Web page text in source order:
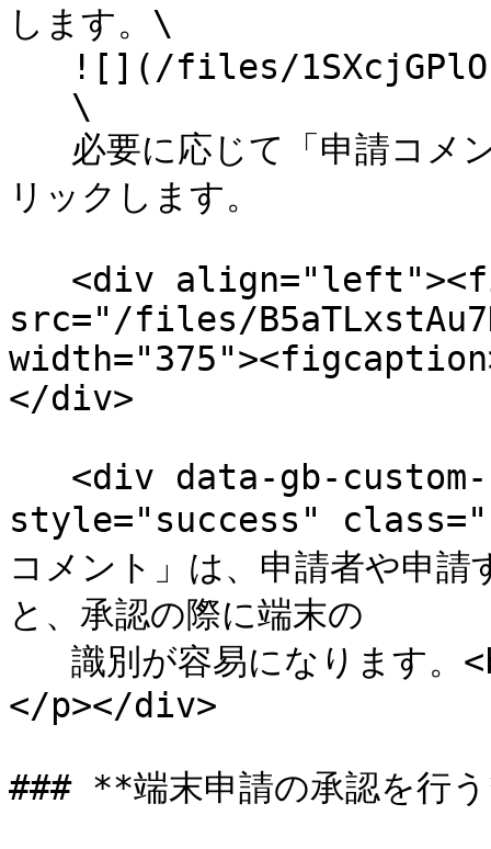
します。\
リックします。
src="/files/
</div>
style="success"
コメント」は、申請者や申
と、承認の際に端末の
</p></div>
### **端末申請の承認を行